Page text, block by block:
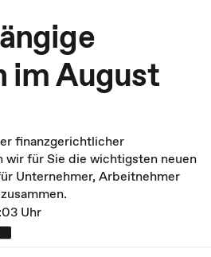
im August
finanzgerichtlicher
wir für Sie die wichtigsten neuen
Unternehmer, Arbeitnehmer
Uhr